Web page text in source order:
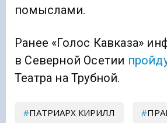
помыслами.
Ранее «Голос Кавказа»
в Северной Осетии
Театра на Трубной.
ПАТРИАРХ КИРИЛЛ